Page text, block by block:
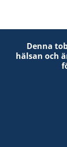
Denna
hälsan och